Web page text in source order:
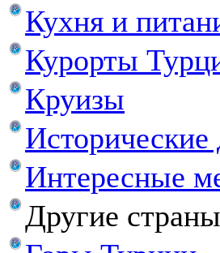
Кухня и
Курорты
Круизы
Исторические
Интересные
Другие страны